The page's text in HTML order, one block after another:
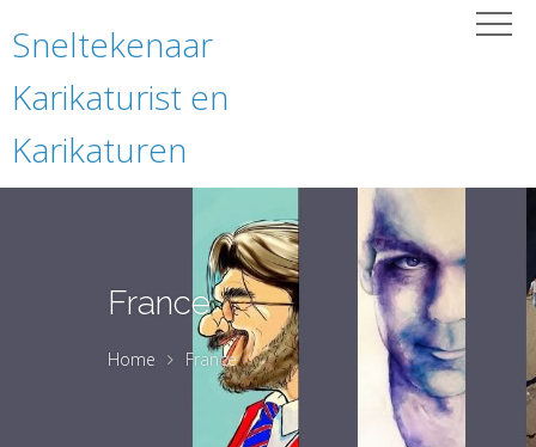
Sneltekenaar
Karikaturist en
Karikaturen
France
Home France